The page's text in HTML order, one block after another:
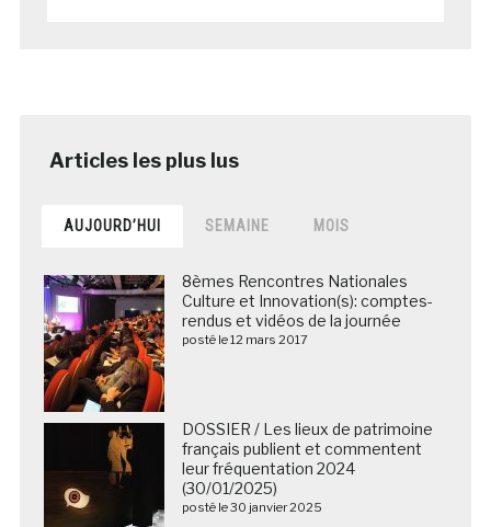
AUJOURD’HUI SEMAINE MOIS
8èmes Rencontres Nationales
Culture et Innovation(s): comptes-
rendus et vidéos de la journée
posté le 12 mars 2017
DOSSIER / Les lieux de patrimoine
français publient et commentent
leur fréquentation 2024
(30/01/2025)
posté le 30 janvier 2025